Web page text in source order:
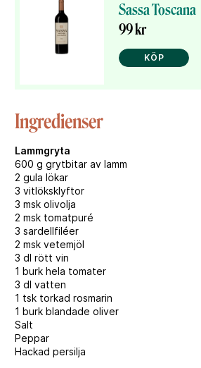
Sassa Toscana
99 kr
KÖP
Ingredienser
Lammgryta
600 g grytbitar av lamm
2 gula lökar
3 vitlöksklyftor
3 msk olivolja
2 msk tomatpuré
3 sardellfiléer
2 msk vetemjöl
3 dl rött vin
1 burk hela tomater
3 dl vatten
1 tsk torkad rosmarin
1 burk blandade oliver
Salt
Peppar
Hackad persilja